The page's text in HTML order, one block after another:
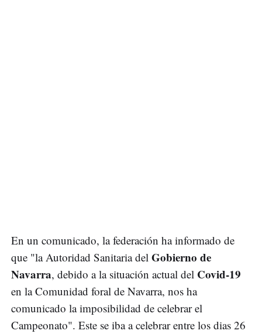
En un comunicado, la federación ha informado de
que "la Autoridad Sanitaria del Gobierno de
Navarra, debido a la situación actual del Covid-19
en la Comunidad foral de Navarra, nos ha
comunicado la imposibilidad de celebrar el
Campeonato". Este se iba a celebrar entre los dias 26